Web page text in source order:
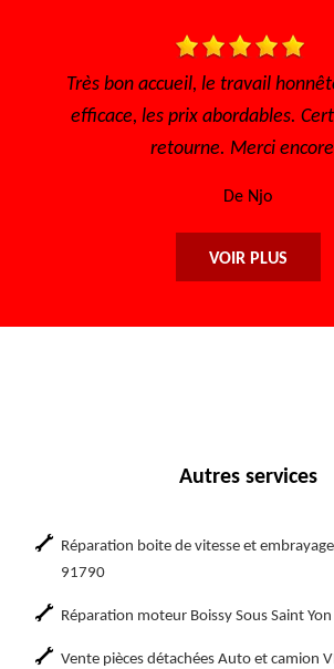
Je recommande ce garage
VOIR PLUS
Autres services
Réparation boite de vitesse et
91790
Réparation moteur Boissy Sous Saint
Vente pièces détachées Auto et camion